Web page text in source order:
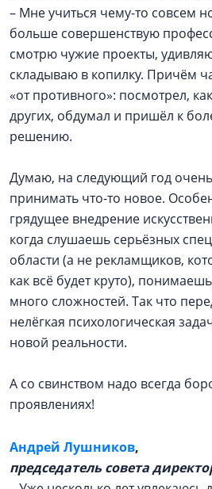
– Мне учиться чему-то совсем
больше совершенствую
смотрю чужие проекты,
складываю в копилку. Причём
«от противного»: посмотрел,
других, обдумал и пришёл к
решению.
Думаю, на следующий год
принимать что-то новое.
грядущее внедрение
когда слушаешь серьёзных
области (а не рекламщиков,
как всё будет круто),
много сложностей. Так что
нелёгкая психологическая
новой реальности.
А со свинством надо всегда
проявлениях!
Андрей Лушников,
председатель совета